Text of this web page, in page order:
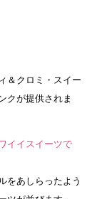
＆クロミ・スイー
クが提供されま
イイスイーツで
をあしらったよう